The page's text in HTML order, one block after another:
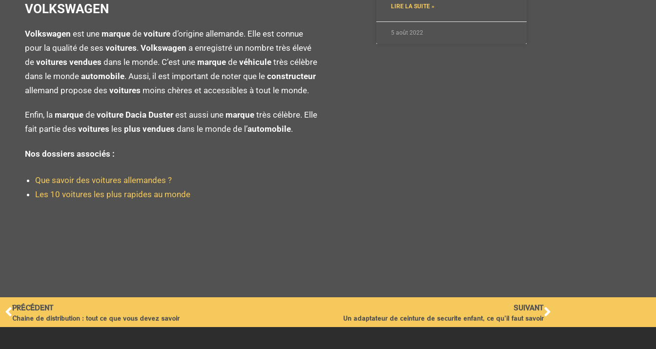
VOLKSWAGEN
Volkswagen est une marque de voiture d’origine allemande. Elle est connue
pour la qualité de ses voitures. Volkswagen a enregistré un nombre très élevé
de voitures vendues dans le monde. C’est une marque de véhicule très célèbre
dans le monde automobile. Aussi, il est important de noter que le constructeur
allemand propose des voitures moins chères et accessibles à tout le monde.
Enfin, la marque de voiture Dacia Duster est aussi une marque très célèbre. Elle
fait partie des voitures les plus vendues dans le monde de l’automobile.
Nos dossiers associés :
Que savoir des voitures allemandes ?
Les 10 voitures les plus rapides au monde
LIRE LA SUITE »
5 août 2022
PRÉCÉDENT
Chaine de distribution : tout ce que vous devez savoir
SUIVANT
Un adaptateur de ceinture de securite enfant, ce qu’il faut savoir